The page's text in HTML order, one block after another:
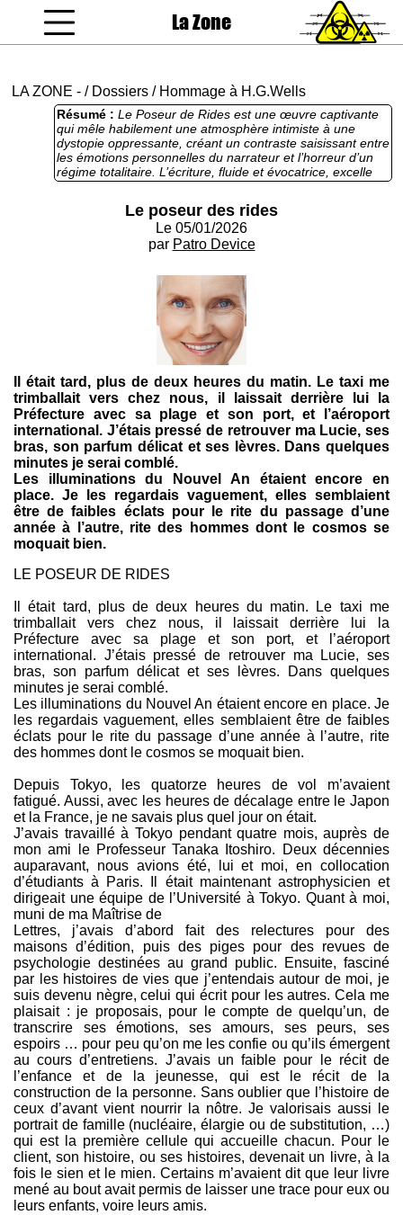
La Zone
LA ZONE - / Dossiers / Hommage à H.G.Wells
Résumé : Le Poseur de Rides est une œuvre captivante
qui mêle habilement une atmosphère intimiste à une
dystopie oppressante, créant un contraste saisissant entre
les émotions personnelles du narrateur et l’horreur d’un
régime totalitaire. L’écriture, fluide et évocatrice, excelle
dans la description des sensations, comme les parfums
lecteur dans l’expérience sensorielle de Sacha. L’intrigue,
qui dévoile progressivement le terrifiant Plan de Maîtrise
du Temps, maintient une tension narrative efficace, tout
manipulation du temps et la résistance face à
l’oppression. Les personnages, notamment Sacha et
François, sont dépeints avec une profondeur
psychologique qui rend leurs dilemmes humains et
poignants. En somme, ce récit est une réussite,
combinant une réflexion philosophique sur le temps et la
liberté à une intrigue dystopique qui interpelle et émeut.
Le poseur des rides
Le 05/01/2026
par Patro Device
Il était tard, plus de deux heures du matin. Le taxi me
trimballait vers chez nous, il laissait derrière lui la
Préfecture avec sa plage et son port, et l’aéroport
international. J’étais pressé de retrouver ma Lucie, ses
bras, son parfum délicat et ses lèvres. Dans quelques
minutes je serai comblé.
Les illuminations du Nouvel An étaient encore en
place. Je les regardais vaguement, elles semblaient
être de faibles éclats pour le rite du passage d’une
année à l’autre, rite des hommes dont le cosmos se
moquait bien.
LE POSEUR DE RIDES
Il était tard, plus de deux heures du matin. Le taxi me
trimballait vers chez nous, il laissait derrière lui la
Préfecture avec sa plage et son port, et l’aéroport
international. J’étais pressé de retrouver ma Lucie, ses
bras, son parfum délicat et ses lèvres. Dans quelques
minutes je serai comblé.
Les illuminations du Nouvel An étaient encore en place. Je
les regardais vaguement, elles semblaient être de faibles
éclats pour le rite du passage d’une année à l’autre, rite
des hommes dont le cosmos se moquait bien.
Depuis Tokyo, les quatorze heures de vol m’avaient
fatigué. Aussi, avec les heures de décalage entre le Japon
et la France, je ne savais plus quel jour on était.
J’avais travaillé à Tokyo pendant quatre mois, auprès de
mon ami le Professeur Tanaka Itoshiro. Deux décennies
auparavant, nous avions été, lui et moi, en collocation
d’étudiants à Paris. Il était maintenant astrophysicien et
dirigeait une équipe de l’Université à Tokyo. Quant à moi,
muni de ma Maîtrise de
Lettres, j’avais d’abord fait des relectures pour des
maisons d’édition, puis des piges pour des revues de
psychologie destinées au grand public. Ensuite, fasciné
par les histoires de vies que j’entendais autour de moi, je
suis devenu nègre, celui qui écrit pour les autres. Cela me
plaisait : je proposais, pour le compte de quelqu’un, de
transcrire ses émotions, ses amours, ses peurs, ses
espoirs … pour peu qu’on me les confie ou qu’ils émergent
au cours d’entretiens. J’avais un faible pour le récit de
l’enfance et de la jeunesse, qui est le récit de la
construction de la personne. Sans oublier que l’histoire de
ceux d’avant vient nourrir la nôtre. Je valorisais aussi le
portrait de famille (nucléaire, élargie ou de substitution, …)
qui est la première cellule qui accueille chacun. Pour le
client, son histoire, ou ses histoires, devenait un livre, à la
fois le sien et le mien. Certains m’avaient dit que leur livre
mené au bout avait permis de laisser une trace pour eux ou
leurs enfants, voire leurs amis.